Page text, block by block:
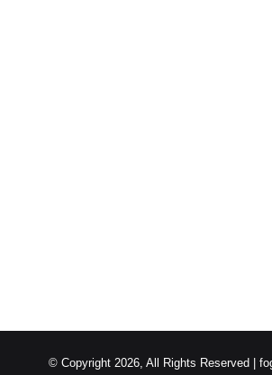
© Copyright 2026, All Rights Reserved |